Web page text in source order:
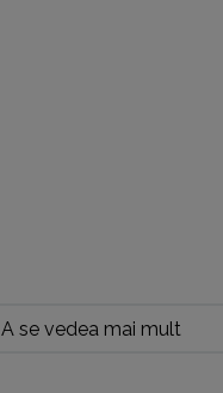
A se vedea mai mult